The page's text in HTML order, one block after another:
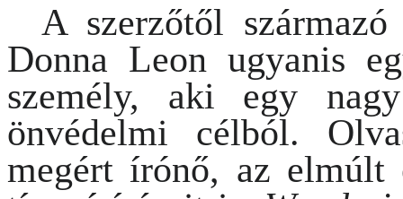
A szerzőtől
Donna Leon ugyanis
személy, aki egy
önvédelmi célból.
megért írónő, az elmúlt